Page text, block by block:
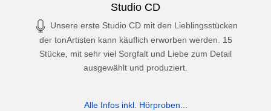
Studio CD
Unsere erste Studio CD mit den Lieblingsstücken
der tonArtisten kann käuflich erworben werden. 15
Stücke, mit sehr viel Sorgfalt und Liebe zum Detail
ausgewählt und produziert.
Alle Infos inkl. Hörproben...